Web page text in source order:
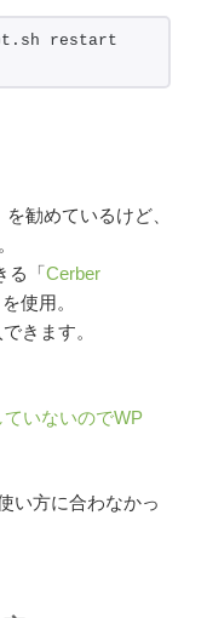
restart
を勧めているけど、
る「Cerber
を使用。
きます。
ていないのでWP
い方に合わなかっ